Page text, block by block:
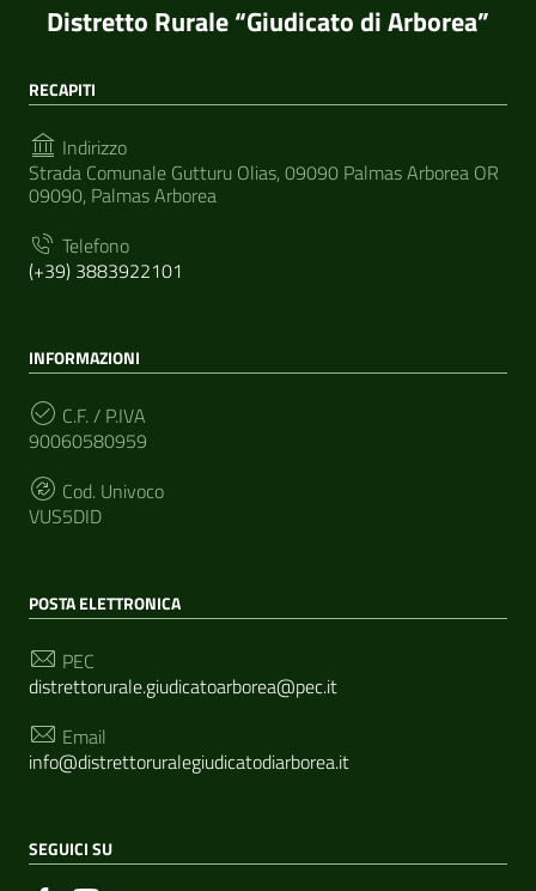
Distretto Rurale “Giudicato di Arborea”
RECAPITI
Indirizzo
Strada Comunale Gutturu Olias, 09090 Palmas Arborea OR
09090, Palmas Arborea
Telefono
(+39) 3883922101
INFORMAZIONI
C.F. / P.IVA
90060580959
Cod. Univoco
VUS5DID
POSTA ELETTRONICA
PEC
distrettorurale.giudicatoarborea@pec.it
Email
info@distrettoruralegiudicatodiarborea.it
SEGUICI SU